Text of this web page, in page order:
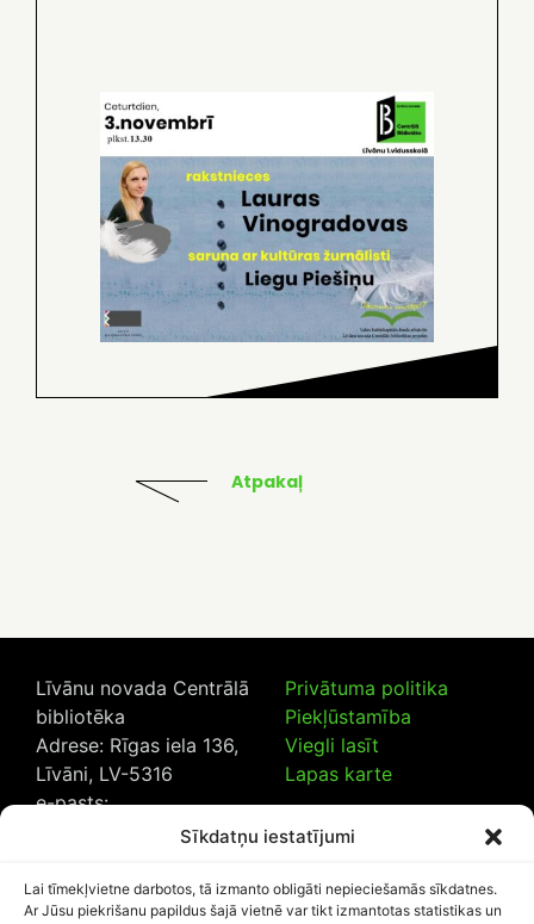
Sīkdatņu iestatījumi
Lai tīmekļvietne darbotos, tā izmanto obligāti nepieciešamās sīkdatnes.
Ar Jūsu piekrišanu papildus šajā vietnē var tikt izmantotas statistikas un
Atpakaļ
Līvānu novada Centrālā
bibliotēka
Adrese: Rīgas iela 136,
Līvāni, LV-5316
e-pasts:
20230925
Privātuma politika
Piekļūstamība
Viegli lasīt
Lapas karte